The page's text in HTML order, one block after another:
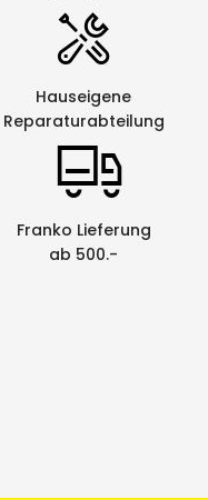
Hauseigene
Reparaturabteilung
Franko Lieferung
ab 500.-